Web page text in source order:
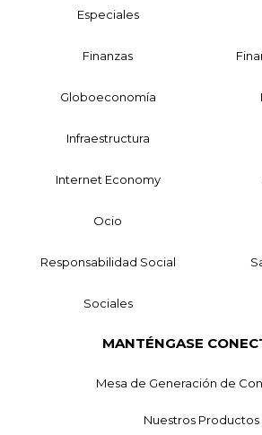
Especiales
Finanzas
Globoeconomía
Infraestructura
Internet Economy
Ocio
Responsabilidad Social
Sociales
MANTÉNGASE
Mesa de Generación de
Nuestros Productos